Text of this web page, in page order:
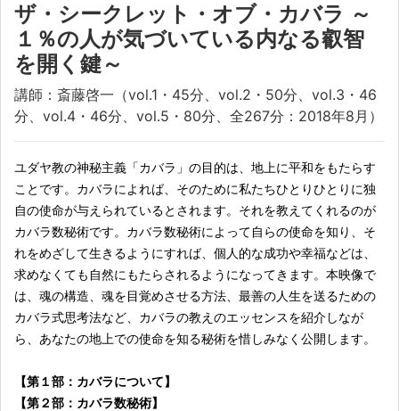
ザ・シークレット・オブ・カバラ ～
１％の人が気づいている内なる叡智
を開く鍵～
講師：斎藤啓一（vol.1・45分、vol.2・50分、vol.3・46
分、vol.4・46分、vol.5・80分、全267分：2018年8月）
ユダヤ教の神秘主義「カバラ」の目的は、地上に平和をもたらす
ことです。カバラによれば、そのために私たちひとりひとりに独
自の使命が与えられているとされます。それを教えてくれるのが
カバラ数秘術です。カバラ数秘術によって自らの使命を知り、そ
れをめざして生きるようにすれば、個人的な成功や幸福などは、
求めなくても自然にもたらされるようになってきます。本映像で
は、魂の構造、魂を目覚めさせる方法、最善の人生を送るための
カバラ式思考法など、カバラの教えのエッセンスを紹介しなが
ら、あなたの地上での使命を知る秘術を惜しみなく公開します。
【第１部：カバラについて 】
【第２部：カバラ数秘術】